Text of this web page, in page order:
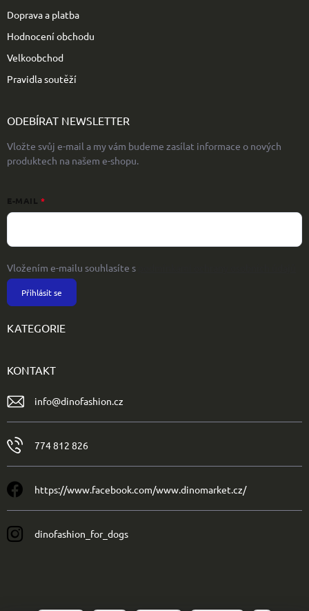
Doprava a platba
Hodnocení obchodu
Velkoobchod
Pravidla soutěží
ODEBÍRAT NEWSLETTER
Vložte svůj e-mail a my vám budeme zasílat informace o nových
produktech na našem e-shopu.
E-MAIL
Vložením e-mailu souhlasíte s
Přihlásit se
KATEGORIE
KONTAKT
info@dinofashion.cz
774 812 826
https://www.facebook.com/www.dinomarket.cz/
dinofashion_for_dogs